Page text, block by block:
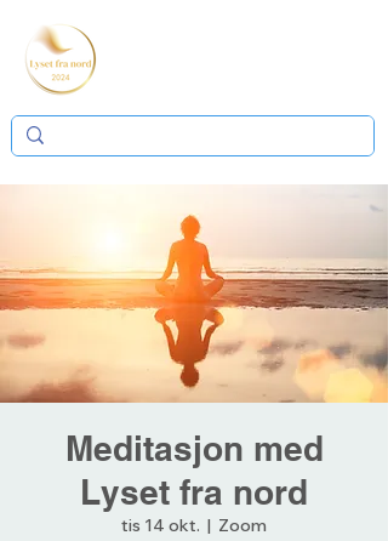
Meditasjon med
Lyset fra nord
tis 14 okt.
  |
Zoom